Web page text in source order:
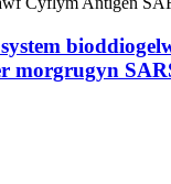
morgrugyn